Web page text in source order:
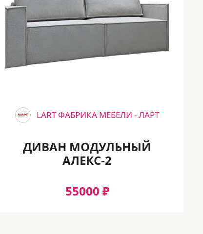
LART ФАБРИКА МЕБЕЛИ - ЛАРТ
ДИВАН МОДУЛЬНЫЙ
АЛЕКС-2
55000 ₽